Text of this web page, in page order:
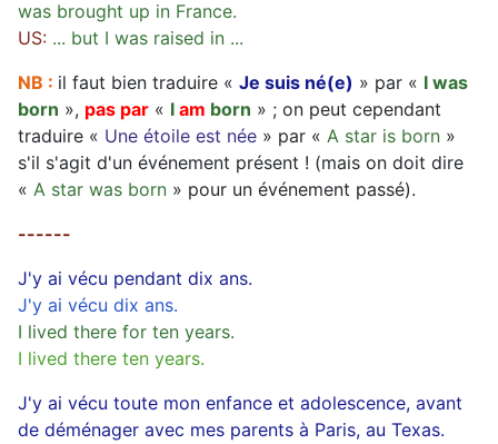
was brought up in France.
US: ... but I was raised in ...
NB : il faut bien traduire « Je suis né(e) » par « I was
born », pas par « I am born » ; on peut cependant
traduire « Une étoile est née » par « A star is born »
s'il s'agit d'un événement présent ! (mais on doit dire
« A star was born » pour un événement passé).
------
J'y ai vécu pendant dix ans.
J'y ai vécu dix ans.
I lived there for ten years.
I lived there ten years.
J'y ai vécu toute mon enfance et adolescence, avant
de déménager avec mes parents à Paris, au Texas.